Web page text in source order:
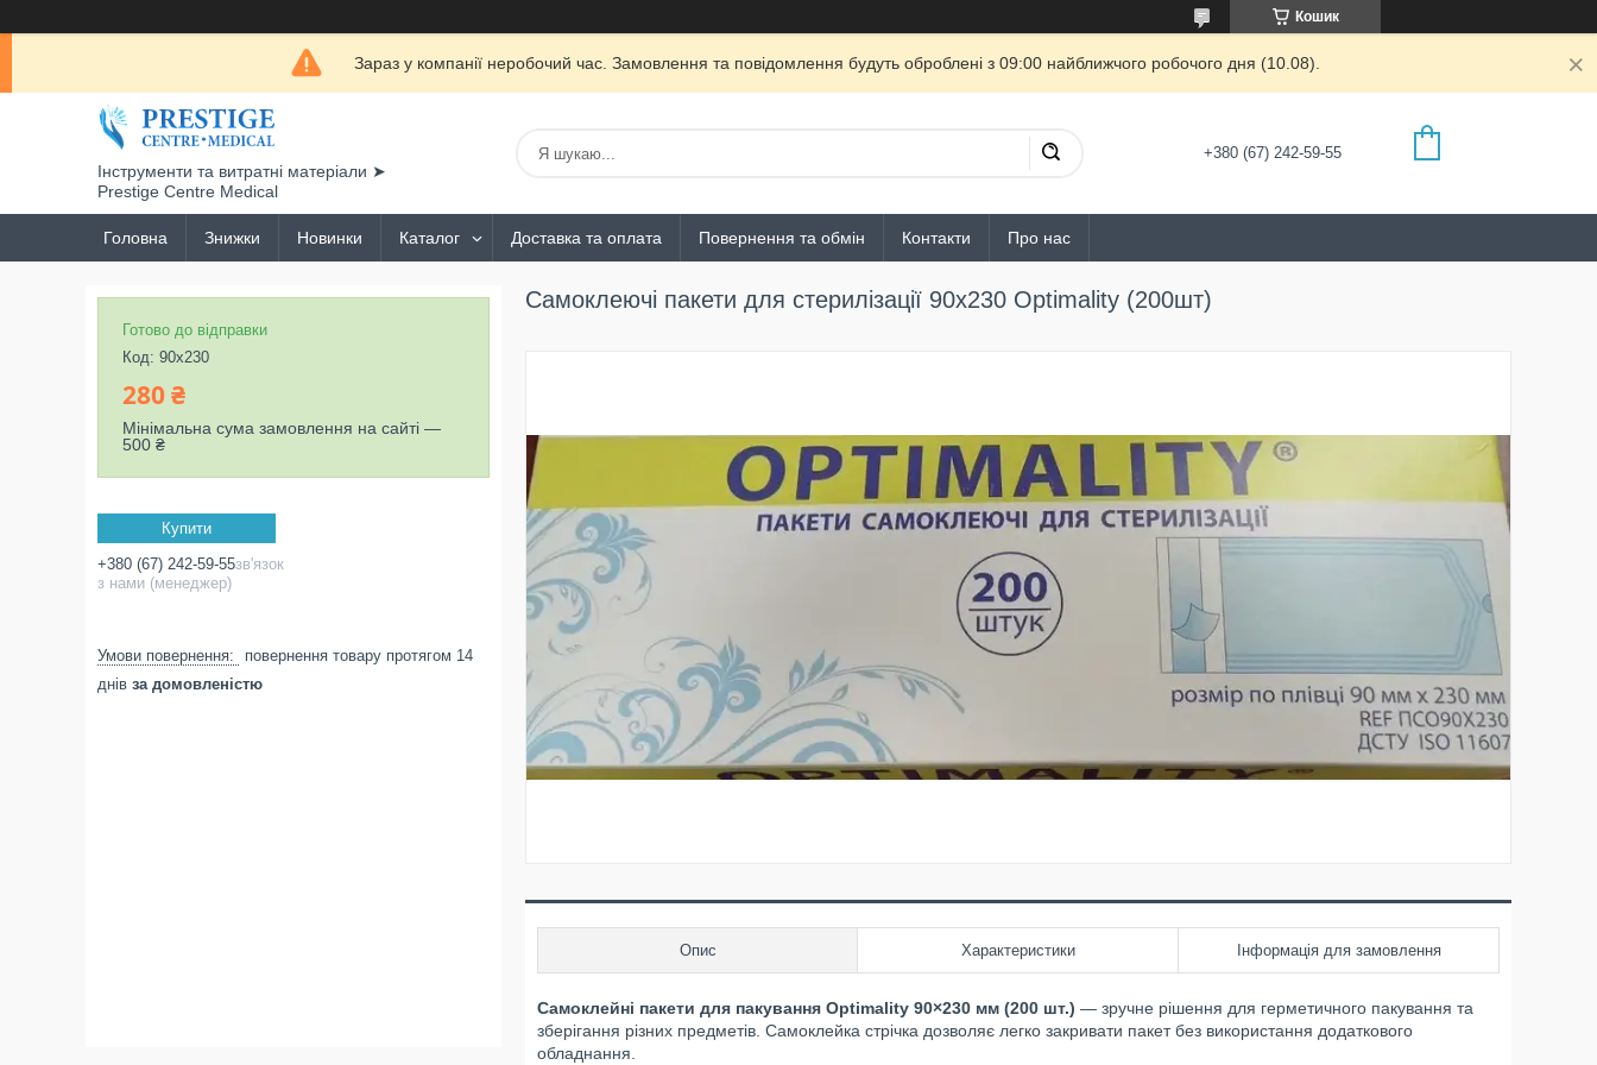
Кошик
Зараз у компанії неробочий час. Замовлення та повідомлення будуть оброблені з 09:00 найближчого робочого дня (10.08).
Інструменти та витратні матеріали ➤
Prestige Centre Medical
+380 (67) 242-59-55
Головна Знижки Новинки Каталог Доставка та оплата Повернення та обмін Контакти Про нас
Самоклеючі пакети для стерилізації 90x230 Optimality (200шт)
Опис Характеристики Інформація для замовлення
Самоклейні пакети для пакування Optimality 90×230 мм (200 шт.) — зручне рішення для герметичного пакування та
зберігання різних предметів. Самоклейка стрічка дозволяє легко закривати пакет без використання додаткового
обладнання.
Готово до відправки
Код: 90х230
280 ₴
Мінімальна сума замовлення на сайті —
500 ₴
Купити
+380 (67) 242-59-55зв'язок
з нами (менеджер)
повернення товару протягом 14
днів за домовленістю